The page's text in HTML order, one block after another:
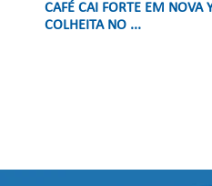
CAFÉ CAI FORTE EM NOVA
COLHEITA NO ...